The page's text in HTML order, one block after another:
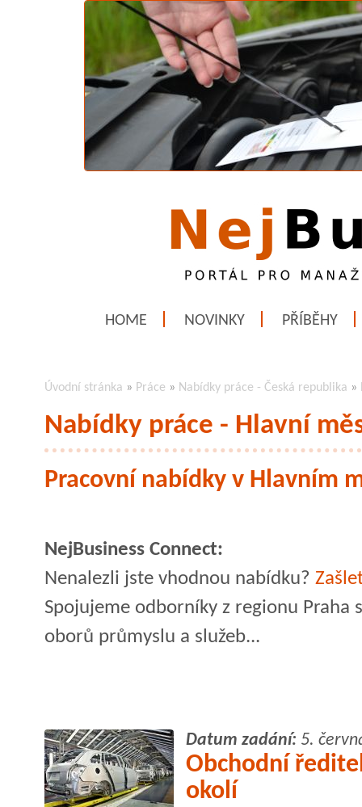
HOME NOVINKY PŘÍBĚHY
Úvodní stránka » Práce » Nabídky práce - Česká republika »
Nabídky práce - Hlavní
Pracovní nabídky v Hlavním
NejBusiness Connect:
Nenalezli jste vhodnou nabídku?
Spojujeme odborníky z regionu
oborů průmyslu a služeb...
Datum zadání: 5.
Obchodní
okolí